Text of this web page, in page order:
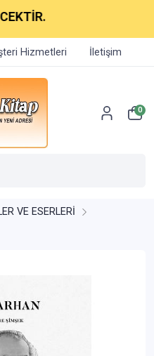
Hizmetleri İletişim
0
VE ESERLERİ